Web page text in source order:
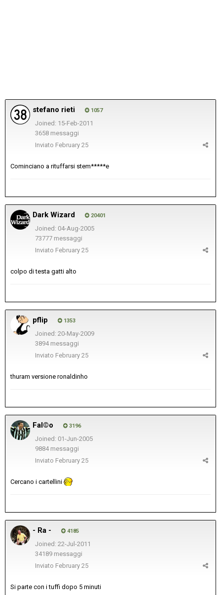
stefano rieti 1057
Joined: 15-Feb-2011
3658 messaggi
Inviato February 25
Cominciano a rituffarsi stem*****e
Dark Wizard 20401
Joined: 04-Aug-2005
73777 messaggi
Inviato February 25
colpo di testa gatti alto
pflip 1353
Joined: 20-May-2009
3894 messaggi
Inviato February 25
thuram versione ronaldinho
Fal©o 3196
Joined: 01-Jun-2005
9884 messaggi
Inviato February 25
Cercano i cartellini
- Ra - 4185
Joined: 22-Jul-2011
34189 messaggi
Inviato February 25
Si parte con i tuffi dopo 5 minuti